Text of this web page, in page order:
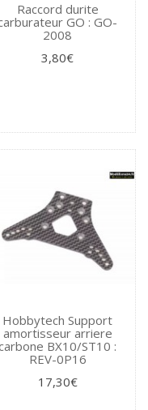
Raccord durite
GO : GO-
2008
3,80€
Hobbytech Support
amortisseur arriere
BX10/ST10 :
REV-0P16
17,30€